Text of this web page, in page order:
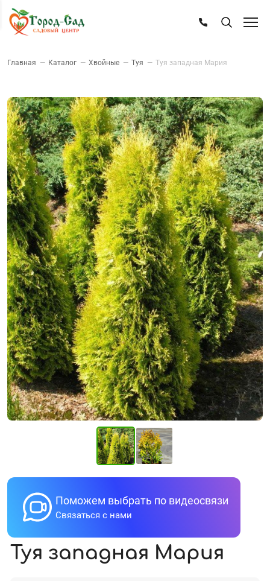
Главная — Каталог — Хвойные — Туя — Туя западная Мария
Поможем выбрать по видеосвязи
Связаться с нами
Туя западная Мария